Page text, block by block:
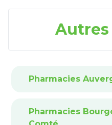
Pharmacies
Pharmacies